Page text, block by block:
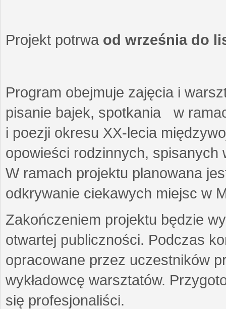
Projekt potrwa od września do
Program obejmuje zajęcia i
pisanie bajek, spotkania w
i poezji okresu XX-lecia
opowieści rodzinnych,
W ramach projektu planowana
odkrywanie ciekawych miejsc w
Zakończeniem projektu będzie
otwartej publiczności. Podczas
opracowane przez uczestników
wykładowcę warsztatów.
się profesjonaliści.